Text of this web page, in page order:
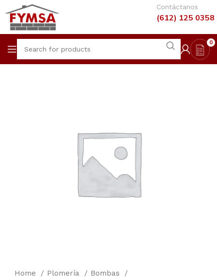
Contáctanos
(612) 125 0358
0
Home Plomería
Bombas